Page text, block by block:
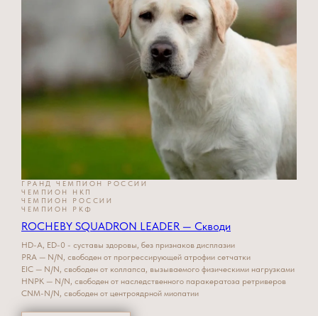
ГРАНД ЧЕМПИОН РОССИИ
ЧЕМПИОН НКП
ЧЕМПИОН РОССИИ
ЧЕМПИОН РКФ
ROCHEBY SQUADRON LEADER — Скводи
HD-A, ED-0 - суставы здоровы, без признаков дисплазии
PRA — N/N, свободен от прогрессирующей атрофии сетчатки
EIC — N/N, свободен от коллапса, вызываемого физическими нагрузками
HNPK — N/N, свободен от наследственного паракератоза ретриверов
CNM-N/N, свободен от центроядрной миопатии